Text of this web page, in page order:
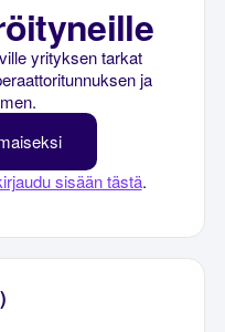
yrityksen tarkat
ja
sisään tästä.